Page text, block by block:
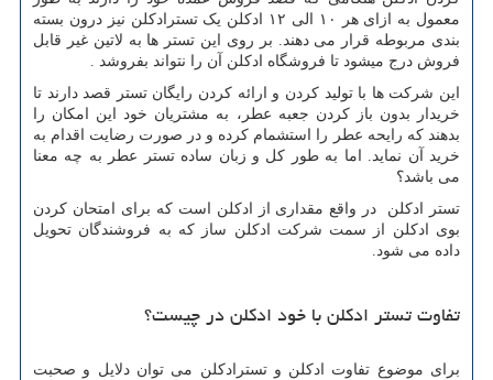
معمول به ازای هر ۱۰ الی ۱۲ ادکلن یک تسترادکلن نیز درون بسته
بندی مربوطه قرار می دهند. بر روی این تستر ها به لاتین غیر قابل
فروش درج میشود تا فروشگاه ادکلن آن را نتواند بفروشد .
این شرکت ها با تولید کردن و ارائه کردن رایگان تستر قصد دارند تا
خریدار بدون باز کردن جعبه عطر، به مشتریان خود این امکان را
بدهند که رایحه عطر را استشمام کرده و در صورت رضایت اقدام به
خرید آن نماید. اما به طور کل و زبان ساده تستر عطر به چه معنا
می باشد؟
تستر ادکلن در واقع مقداری از ادکلن است که برای امتحان کردن
بوی ادکلن از سمت شرکت ادکلن ساز که به فروشندگان تحویل
داده می شود.
تفاوت تستر ادکلن با خود ادکلن در چیست؟
برای موضوع تفاوت ادکلن و تسترادکلن می توان دلایل و صحبت